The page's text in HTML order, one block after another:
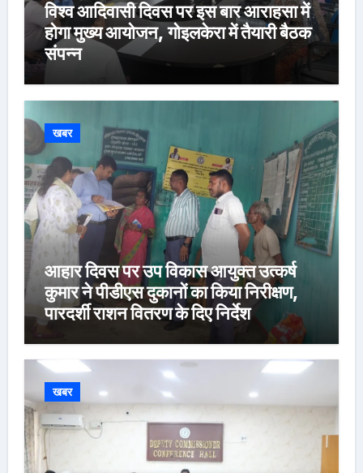
विश्व आदिवासी दिवस पर इस बार आराहसा में
होगा मुख्य आयोजन, गोइलकेरा में तैयारी बैठक
संपन्न
खबर
आहार दिवस पर उप विकास आयुक्त उत्कर्ष
कुमार ने पीडीएस दुकानों का किया निरीक्षण,
पारदर्शी राशन वितरण के दिए निर्देश
खबर